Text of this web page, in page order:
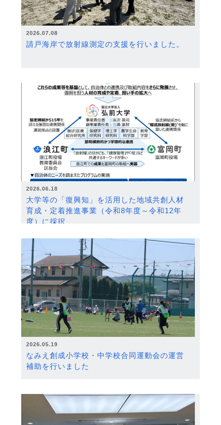
2026.07.08
請戸海岸で放射線測定の支援を行いました。
2026.06.18
大学等の「復興知」を活用した地域共創人材
育成・定着推進事業（令和8年度～令和12年
度）に採択
2026.05.19
なみえ創成小学校・中学校合同運動会の運営
補助を行いました